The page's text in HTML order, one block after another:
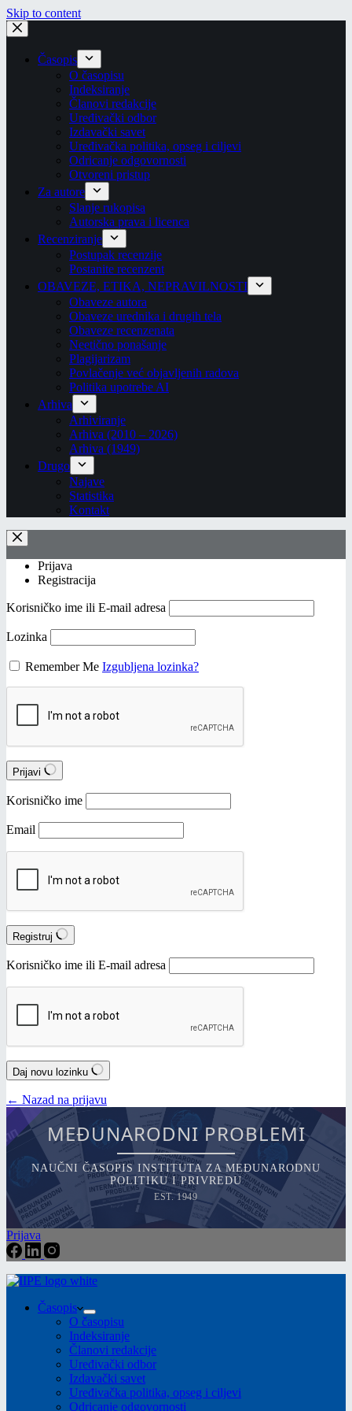
Skip to content
Časopis
O časopisu
Indeksiranje
Članovi redakcije
Uređivački odbor
Izdavački savet
Uređivačka politika, opseg i ciljevi
Odricanje odgovornosti
Otvoreni pristup
Za autore
Slanje rukopisa
Autorska prava i licenca
Recenziranje
Postupak recenzije
Postanite recenzent
OBAVEZE, ETIKA, NEPRAVILNOSTI
Obaveze autora
Obaveze urednika i drugih tela
Obaveze recenzenata
Neetično ponašanje
Plagijarizam
Povlačenje već objavljenih radova
Politika upotrebe AI
Arhiva
Arhiviranje
Arhiva (2010 – 2026)
Arhiva (1949)
Drugo
Najave
Statistika
Kontakt
Prijava
Registracija
Korisničko ime ili E-mail adresa
Lozinka
Remember Me Izgubljena lozinka?
Prijavi
Korisničko ime
Email
Registruj
Korisničko ime ili E-mail adresa
Daj novu lozinku
← Nazad na prijavu
MEĐUNARODNI PROBLEMI
NAUČNI ČASOPIS INSTITUTA ZA MEĐUNARODNU
POLITIKU I PRIVREDU
EST. 1949
Prijava
Časopis
O časopisu
Indeksiranje
Članovi redakcije
Uređivački odbor
Izdavački savet
Uređivačka politika, opseg i ciljevi
Odricanje odgovornosti